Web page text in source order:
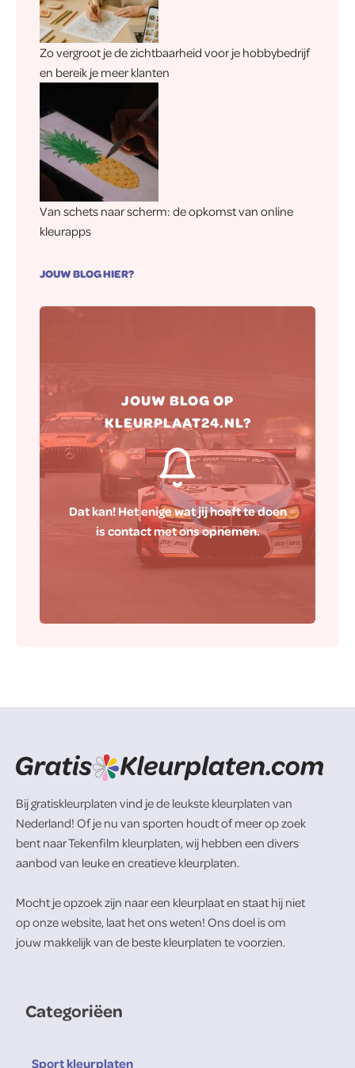
Zo vergroot je de zichtbaarheid voor je hobbybedrijf
en bereik je meer klanten
Van schets naar scherm: de opkomst van online
kleurapps
JOUW BLOG HIER?
JOUW BLOG OP
KLEURPLAAT24.NL?
Dat kan! Het enige wat jij hoeft te doen
is contact met ons opnemen.
Hierna zorgen wij ervoor dat jouw
blog naar wens op onze website
gepubliceerd wordt.
Contact
Bij gratiskleurplaten vind je de leukste kleurplaten van
Nederland! Of je nu van sporten houdt of meer op zoek
bent naar Tekenfilm kleurplaten, wij hebben een divers
aanbod van leuke en creatieve kleurplaten.
Mocht je opzoek zijn naar een kleurplaat en staat hij niet
op onze website, laat het ons weten! Ons doel is om
jouw makkelijk van de beste kleurplaten te voorzien.
Categoriëen
Sport kleurplaten